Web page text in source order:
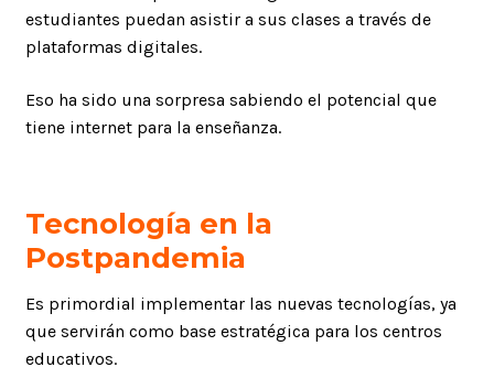
estudiantes puedan asistir a sus clases a través de
plataformas digitales.
Eso ha sido una sorpresa sabiendo el potencial que
tiene internet para la enseñanza.
Tecnología en la
Postpandemia
Es primordial implementar las nuevas tecnologías, ya
que servirán como base estratégica para los centros
educativos.